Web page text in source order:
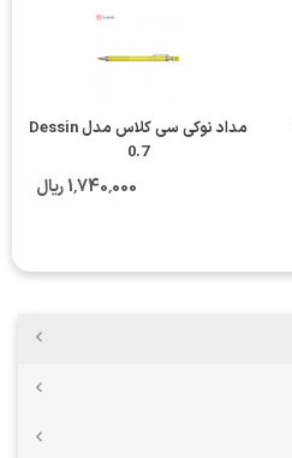
مداد نوکی سی کلاس مدل Dessin
0.7
1٬740٬000 ریال